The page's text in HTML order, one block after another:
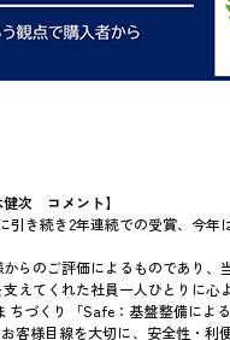
次 コメント】
引き続き2年連続での受賞、今
らのご評価によるものであり、
えてくれた社員一人ひとりに心
づくり「Safe：基盤整備によ
客様目線を大切に、安全性・利